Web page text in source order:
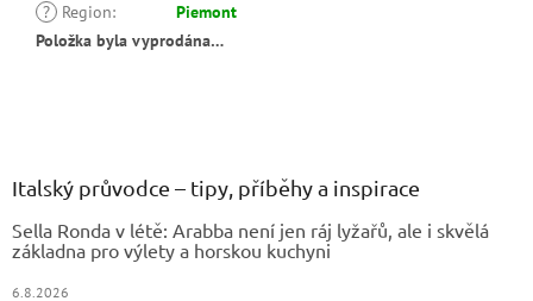
?
Region:
Piemont
Položka byla vyprodána…
Italský průvodce – tipy, příběhy a inspirace
Sella Ronda v létě: Arabba není jen ráj lyžařů, ale i skvělá
základna pro výlety a horskou kuchyni
6.8.2026